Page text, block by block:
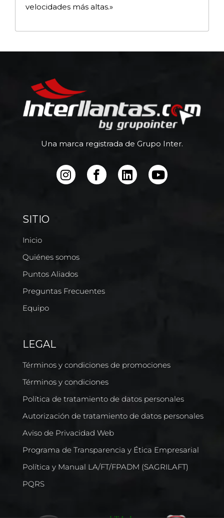
velocidades más altas.»
Una marca registrada de Grupo Inter.
SITIO
Inicio
Quiénes somos
Puntos Aliados
Preguntas Frecuentes
Equipo
LEGAL
Términos y condiciones de promociones
Términos y condiciones
Política de tratamiento de datos personales
Autorización de tratamiento de datos personales
Aviso de Privacidad Web
Programa de Transparencia y Ética Empresarial
Política y Manual LA/FT/FPADM (SAGRILAFT)
PQRS